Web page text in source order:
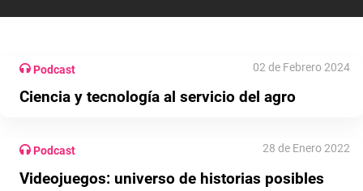
Podcast 02 de Febrero 2024
Ciencia y tecnología al servicio del agro
Podcast 28 de Enero 2022
Videojuegos: universo de historias posibles